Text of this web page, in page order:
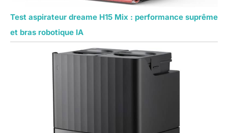
Test aspirateur dreame H15 Mix : performance suprême
et bras robotique IA